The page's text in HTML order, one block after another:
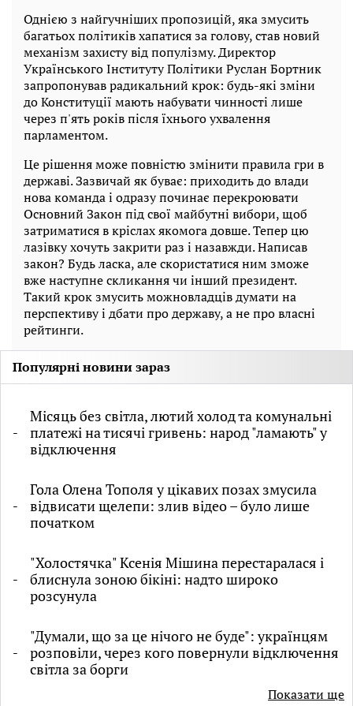
Однією з найгучніших пропозицій, яка змусить
багатьох політиків хапатися за голову, став новий
механізм захисту від популізму. Директор
Українського Інституту Політики Руслан Бортник
запропонував радикальний крок: будь-які зміни
до Конституції мають набувати чинності лише
через п'ять років після їхнього ухвалення
парламентом.
Це рішення може повністю змінити правила гри в
державі. Зазвичай як буває: приходить до влади
нова команда і одразу починає перекроювати
Основний Закон під свої майбутні вибори, щоб
затриматися в кріслах якомога довше. Тепер цю
лазівку хочуть закрити раз і назавжди. Написав
закон? Будь ласка, але скористатися ним зможе
вже наступне скликання чи інший президент.
Такий крок змусить можновладців думати на
перспективу і дбати про державу, а не про власні
рейтинги.
Популярні новини зараз
Місяць без світла, лютий холод та комунальні
платежі на тисячі гривень: народ "ламають" у
відключення
Гола Олена Тополя у цікавих позах змусила
відвисати щелепи: злив відео – було лише
початком
"Холостячка" Ксенія Мішина перестаралася і
блиснула зоною бікіні: надто широко
розсунула
"Думали, що за це нічого не буде": українцям
розповіли, через кого повернули відключення
світла за борги
Показати ще